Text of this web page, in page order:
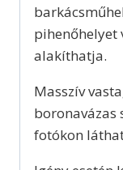
pihenőhelyet
alakíthatja.
Masszív
boronavázas
fotókon